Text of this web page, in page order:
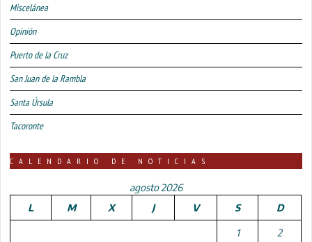
Miscelánea
Opinión
Puerto de la Cruz
San Juan de la Rambla
Santa Úrsula
Tacoronte
CALENDARIO DE NOTICIAS
agosto 2026
L
M X J V S D
1 2